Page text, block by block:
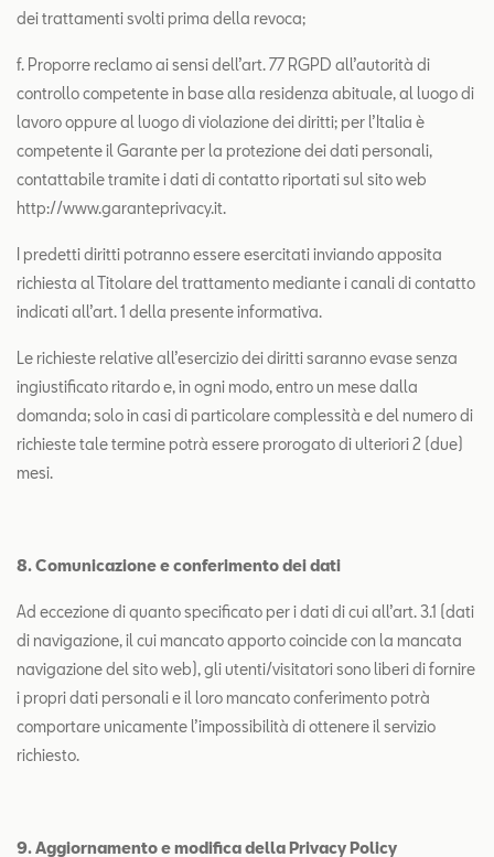
dei trattamenti svolti prima della revoca;
f. Proporre reclamo ai sensi dell’art. 77 RGPD all’autorità di
controllo competente in base alla residenza abituale, al luogo di
lavoro oppure al luogo di violazione dei diritti; per l’Italia è
competente il Garante per la protezione dei dati personali,
contattabile tramite i dati di contatto riportati sul sito web
http://www.garanteprivacy.it.
I predetti diritti potranno essere esercitati inviando apposita
richiesta al Titolare del trattamento mediante i canali di contatto
indicati all’art. 1 della presente informativa.
Le richieste relative all’esercizio dei diritti saranno evase senza
ingiustificato ritardo e, in ogni modo, entro un mese dalla
domanda; solo in casi di particolare complessità e del numero di
richieste tale termine potrà essere prorogato di ulteriori 2 (due)
mesi.
8. Comunicazione e conferimento dei dati
Ad eccezione di quanto specificato per i dati di cui all’art. 3.1 (dati
di navigazione, il cui mancato apporto coincide con la mancata
navigazione del sito web), gli utenti/visitatori sono liberi di fornire
i propri dati personali e il loro mancato conferimento potrà
comportare unicamente l’impossibilità di ottenere il servizio
richiesto.
9. Aggiornamento e modifica della Privacy Policy